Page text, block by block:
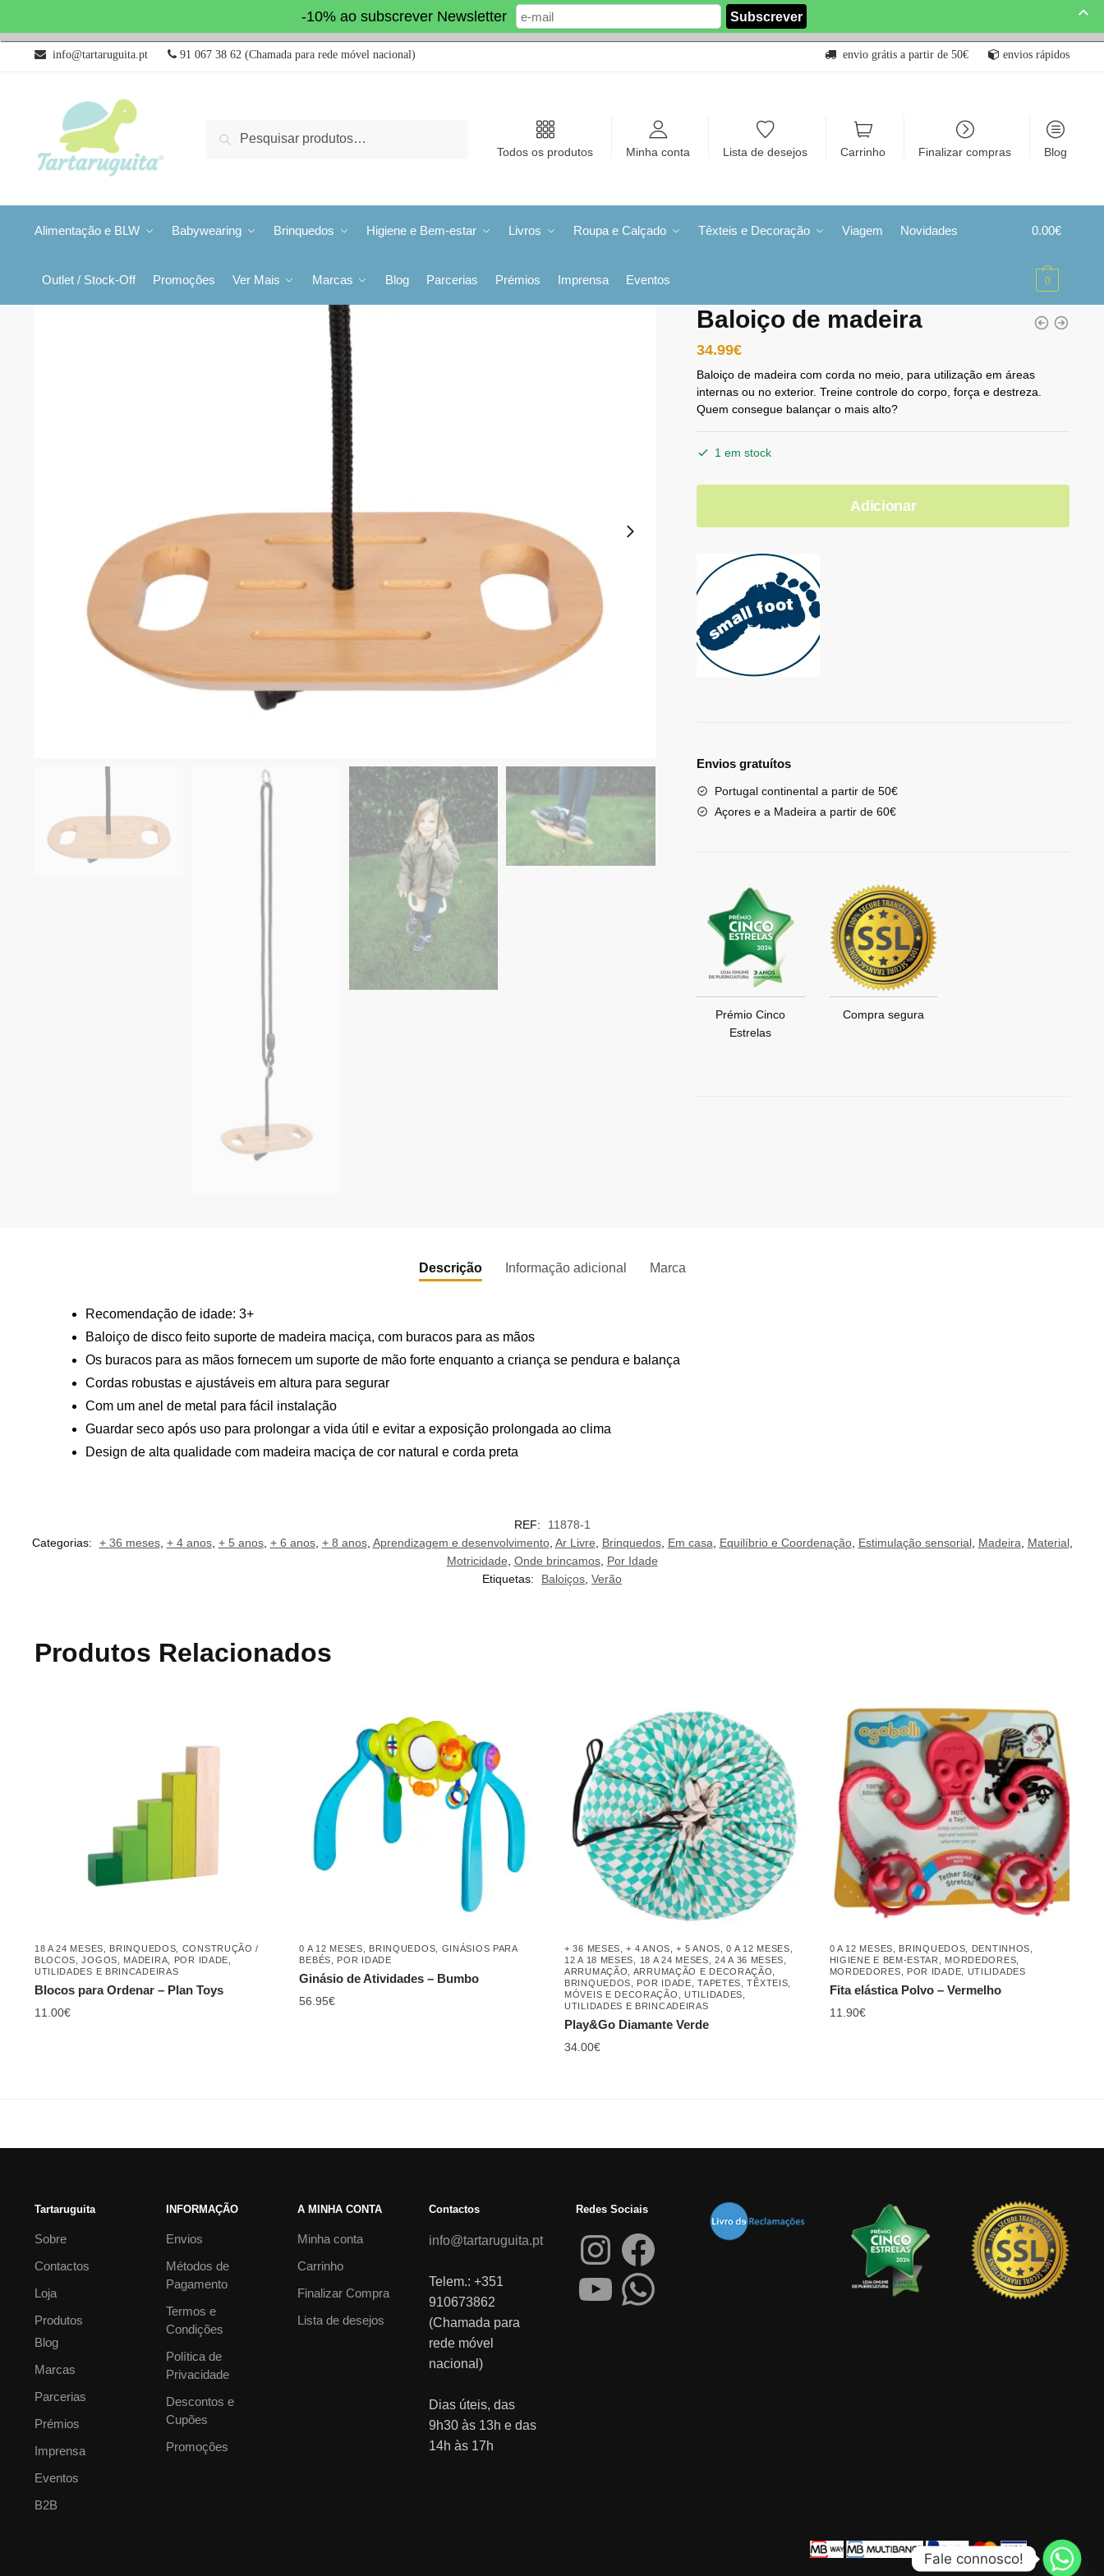
-10% ao subscrever Newsletter
info@tartaruguita.pt 91 067 38 62 (Chamada para rede móvel nacional) envio grátis a partir de 50€ envios rápidos
Pesquisa
Todos os produtos Minha conta Lista de desejos Carrinho Finalizar compras Blog
Alimentação e BLW Babywearing Brinquedos Higiene e Bem-estar Livros Roupa e Calçado Têxteis e Decoração Viagem Novidades
Outlet / Stock-Off Promoções Ver Mais Marcas Blog Parcerias Prémios Imprensa Eventos
0.00€
0
Baloiço de madeira
34.99€
Baloiço de madeira com corda no meio, para utilização em áreas
internas ou no exterior. Treine controle do corpo, força e destreza.
Quem consegue balançar o mais alto?
1 em stock
Adicionar
Envios gratuítos
Portugal continental a partir de 50€
Açores e a Madeira a partir de 60€
Prémio Cinco
Estrelas
Compra segura
Descrição Informação adicional Marca
Recomendação de idade: 3+
Baloiço de disco feito suporte de madeira maciça, com buracos para as mãos
Os buracos para as mãos fornecem um suporte de mão forte enquanto a criança se pendura e balança
Cordas robustas e ajustáveis em altura para segurar
Com um anel de metal para fácil instalação
Guardar seco após uso para prolongar a vida útil e evitar a exposição prolongada ao clima
Design de alta qualidade com madeira maciça de cor natural e corda preta
REF:
11878-1
Categorias:
+ 36 meses, + 4 anos, + 5 anos, + 6 anos, + 8 anos, Aprendizagem e desenvolvimento, Ar Livre Brinquedos, Em casa Equilíbrio e Coordenação, Estimulação sensorial, Madeira Material,
Motricidade Onde brincamos, Por Idade
Etiquetas:
Baloiços Verão
Produtos Relacionados
18 A 24 MESES BRINQUEDOS
CONSTRUÇÃO /
BLOCOS ,JOGOS MADEIRA POR IDADE
UTILIDADES E BRINCADEIRAS
Blocos para Ordenar – Plan Toys
11.00€
0 A 12 MESES BRINQUEDOS
GINÁSIOS PARA
BEBÉS
POR IDADE
Ginásio de Atividades – Bumbo
56.95€
+ 36 MESES ,+ 4 ANOS ,+ 5 ANOS ,0 A 12 MESES
12 A 18 MESES
18 A 24 MESES ,24 A 36 MESES
ARRUMAÇÃO
ARRUMAÇÃO E DECORAÇÃO
BRINQUEDOS
POR IDADE ,TAPETES ,TÊXTEIS,
MÓVEIS E DECORAÇÃO
,UTILIDADES
UTILIDADES E BRINCADEIRAS
Play&Go Diamante Verde
34.00€
0 A 12 MESES BRINQUEDOS DENTINHOS
HIGIENE E BEM-ESTAR
MORDEDORES
MORDEDORES
POR IDADE UTILIDADES
Fita elástica Polvo – Vermelho
11.90€
Tartaruguita
Sobre
Contactos
Loja
Produtos
Blog
Marcas
Parcerias
Prémios
Imprensa
Eventos
B2B
INFORMAÇÃO
Envios
Métodos de
Pagamento
Termos e
Condições
Política de
Privacidade
Descontos e
Cupões
Promoções
A MINHA CONTA
Minha conta
Carrinho
Finalizar Compra
Lista de desejos
Contactos
info@tartaruguita.pt
Telem.: +351
910673862
(Chamada para
rede móvel
nacional)
Dias úteis, das
9h30 às 13h e das
14h às 17h
Redes Sociais
Fale connosco!